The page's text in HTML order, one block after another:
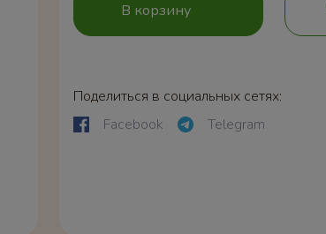
В корзину
Поделиться в социальных сетях:
Facebook
Telegram